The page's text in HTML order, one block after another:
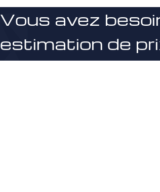
Vous avez
estimation de